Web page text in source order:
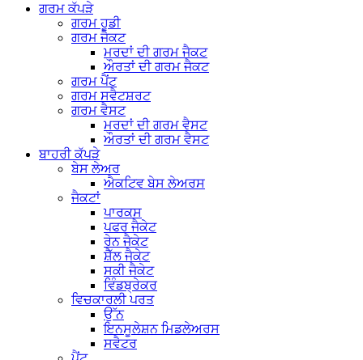
ਗਰਮ ਕੱਪੜੇ
ਗਰਮ ਹੂਡੀ
ਗਰਮ ਜੈਕਟ
ਮਰਦਾਂ ਦੀ ਗਰਮ ਜੈਕਟ
ਔਰਤਾਂ ਦੀ ਗਰਮ ਜੈਕਟ
ਗਰਮ ਪੈਂਟ
ਗਰਮ ਸਵੈਟਸ਼ਰਟ
ਗਰਮ ਵੈਸਟ
ਮਰਦਾਂ ਦੀ ਗਰਮ ਵੈਸਟ
ਔਰਤਾਂ ਦੀ ਗਰਮ ਵੈਸਟ
ਬਾਹਰੀ ਕੱਪੜੇ
ਬੇਸ ਲੇਅਰ
ਐਕਟਿਵ ਬੇਸ ਲੇਅਰਸ
ਜੈਕਟਾਂ
ਪਾਰਕਸ
ਪਫਰ ਜੈਕੇਟ
ਰੇਨ ਜੈਕੇਟ
ਸ਼ੈੱਲ ਜੈਕੇਟ
ਸਕੀ ਜੈਕੇਟ
ਵਿੰਡਬ੍ਰੇਕਰ
ਵਿਚਕਾਰਲੀ ਪਰਤ
ਉੱਨ
ਇਨਸੂਲੇਸ਼ਨ ਮਿਡਲੇਅਰਸ
ਸਵੈਟਰ